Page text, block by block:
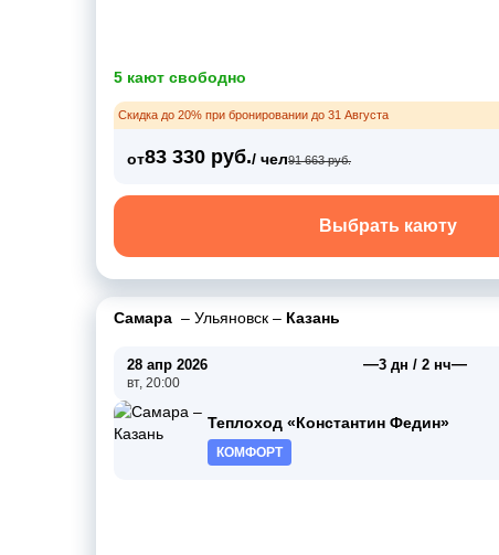
5 кают свободно
Скидка до 20% при бронировании до 31 Августа
от83 330 руб./ чел91 663 руб.
Выбрать каюту
Самара – Ульяновск – Казань
28 апр 2026
вт, 20:00
—3 дн / 2 нч—
Теплоход «Константин Федин»
КОМФОРТ